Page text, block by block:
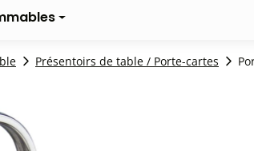
Présentoirs de table / Porte-cartes